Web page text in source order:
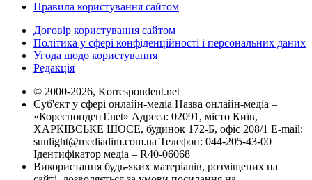
Правила користування сайтом
Договір користування сайтом
Політика у сфері конфіденційності і персональних даних
Угода щодо користування
Редакція
© 2000-2026, Korrespondent.net
Суб'єкт у сфері онлайн-медіа Назва онлайн-медіа –
«КореспонденТ.net» Адреса: 02091, місто Київ,
ХАРКІВСЬКЕ ШОСЕ, будинок 172-Б, офіс 208/1 E-mail:
sunlight@mediadim.com.ua Телефон: 044-205-43-00
Ідентифікатор медіа – R40-06068
Використання будь-яких матеріалів, розміщених на